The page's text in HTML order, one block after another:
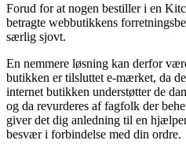
Forud for at nogen bestiller i en
betragte webbutikkens
særlig sjovt.
En nemmere løsning kan derfor
butikken er tilsluttet e-mærket, da
internet butikken understøtter de
og da revurderes af fagfolk der
giver det dig anledning til en
besvær i forbindelse med din ordre.